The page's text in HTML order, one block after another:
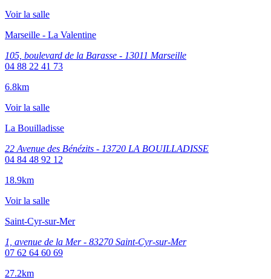
Voir la salle
Marseille - La Valentine
105, boulevard de la Barasse - 13011 Marseille
04 88 22 41 73
6.8km
Voir la salle
La Bouilladisse
22 Avenue des Bénézits - 13720 LA BOUILLADISSE
04 84 48 92 12
18.9km
Voir la salle
Saint-Cyr-sur-Mer
1, avenue de la Mer - 83270 Saint-Cyr-sur-Mer
07 62 64 60 69
27.2km